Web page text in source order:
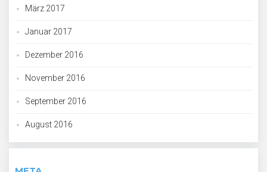
März 2017
Januar 2017
Dezember 2016
November 2016
September 2016
August 2016